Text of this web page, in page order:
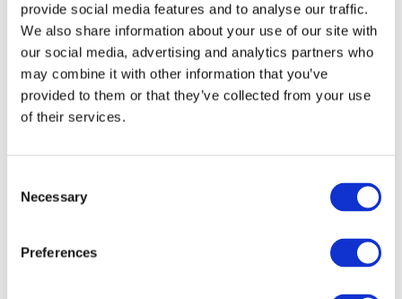
provide social media features and to analyse our traffic.
We also share information about your use of our site with
our social media, advertising and analytics partners who
may combine it with other information that you’ve
provided to them or that they’ve collected from your use
of their services.
Selection
Necessary
Preferences